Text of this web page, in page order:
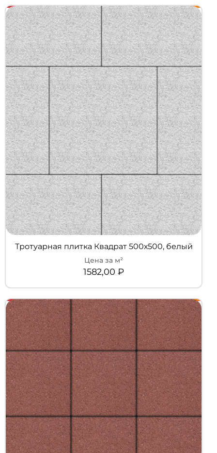
Тротуарная плитка Квадрат 500х500, белый
1582,00 ₽